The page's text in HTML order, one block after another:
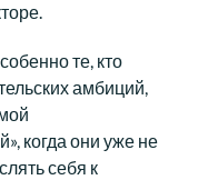
те, кто
амбиций,
когда они уже не
себя к